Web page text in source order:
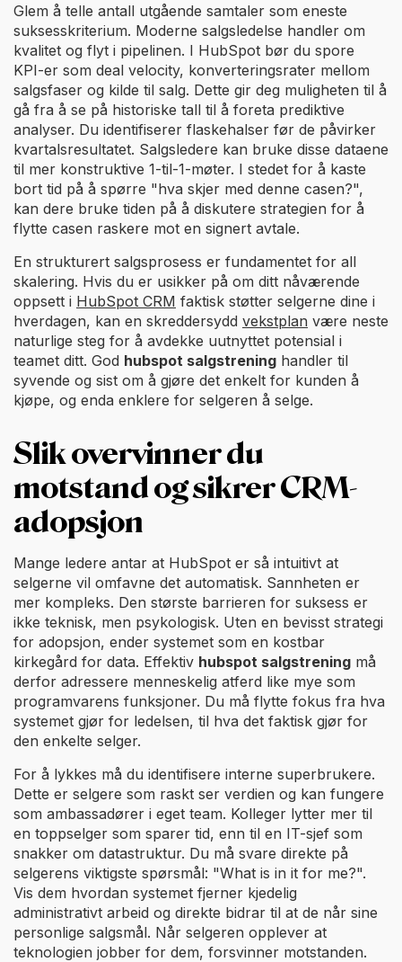
Glem å telle antall utgående samtaler som eneste
suksesskriterium. Moderne salgsledelse handler om
kvalitet og flyt i pipelinen. I HubSpot bør du spore
KPI-er som deal velocity, konverteringsrater mellom
salgsfaser og kilde til salg. Dette gir deg muligheten til å
gå fra å se på historiske tall til å foreta prediktive
analyser. Du identifiserer flaskehalser før de påvirker
kvartalsresultatet. Salgsledere kan bruke disse dataene
til mer konstruktive 1-til-1-møter. I stedet for å kaste
bort tid på å spørre "hva skjer med denne casen?",
kan dere bruke tiden på å diskutere strategien for å
flytte casen raskere mot en signert avtale.
En strukturert salgsprosess er fundamentet for all
skalering. Hvis du er usikker på om ditt nåværende
oppsett i HubSpot CRM faktisk støtter selgerne dine i
hverdagen, kan en skreddersydd vekstplan være neste
naturlige steg for å avdekke uutnyttet potensial i
teamet ditt. God hubspot salgstrening handler til
syvende og sist om å gjøre det enkelt for kunden å
kjøpe, og enda enklere for selgeren å selge.
Slik overvinner du
motstand og sikrer CRM-
adopsjon
Mange ledere antar at HubSpot er så intuitivt at
selgerne vil omfavne det automatisk. Sannheten er
mer kompleks. Den største barrieren for suksess er
ikke teknisk, men psykologisk. Uten en bevisst strategi
for adopsjon, ender systemet som en kostbar
kirkegård for data. Effektiv hubspot salgstrening må
derfor adressere menneskelig atferd like mye som
programvarens funksjoner. Du må flytte fokus fra hva
systemet gjør for ledelsen, til hva det faktisk gjør for
den enkelte selger.
For å lykkes må du identifisere interne superbrukere.
Dette er selgere som raskt ser verdien og kan fungere
som ambassadører i eget team. Kolleger lytter mer til
en toppselger som sparer tid, enn til en IT-sjef som
snakker om datastruktur. Du må svare direkte på
selgerens viktigste spørsmål: "What is in it for me?".
Vis dem hvordan systemet fjerner kjedelig
administrativt arbeid og direkte bidrar til at de når sine
personlige salgsmål. Når selgeren opplever at
teknologien jobber for dem, forsvinner motstanden.